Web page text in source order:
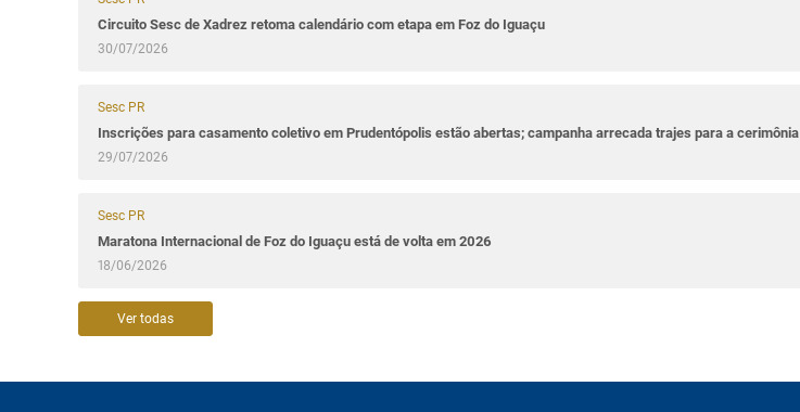
Circuito Sesc de Xadrez retoma calendário com etapa em Foz do Iguaçu
30/07/2026
Sesc PR
Inscrições para casamento coletivo em Prudentópolis estão abertas; campanha arrecada trajes para a cerimônia
29/07/2026
Sesc PR
Maratona Internacional de Foz do Iguaçu está de volta em 2026
18/06/2026
Ver todas